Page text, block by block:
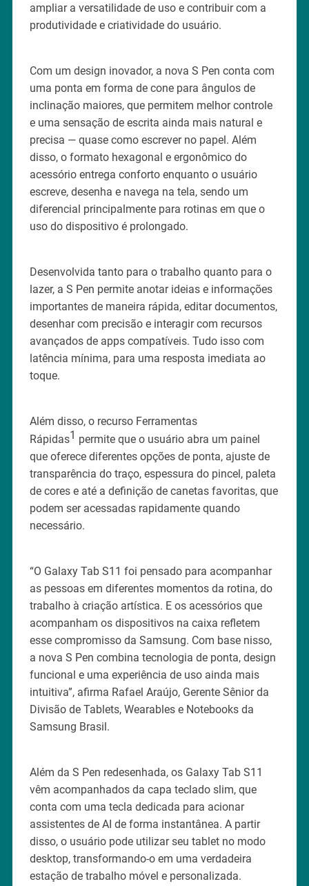
ampliar a versatilidade de uso e contribuir com a
produtividade e criatividade do usuário.
Com um design inovador, a nova S Pen conta com
uma ponta em forma de cone para ângulos de
inclinação maiores, que permitem melhor controle
e uma sensação de escrita ainda mais natural e
precisa — quase como escrever no papel. Além
disso, o formato hexagonal e ergonômico do
acessório entrega conforto enquanto o usuário
escreve, desenha e navega na tela, sendo um
diferencial principalmente para rotinas em que o
uso do dispositivo é prolongado.
Desenvolvida tanto para o trabalho quanto para o
lazer, a S Pen permite anotar ideias e informações
importantes de maneira rápida, editar documentos,
desenhar com precisão e interagir com recursos
avançados de apps compatíveis. Tudo isso com
latência mínima, para uma resposta imediata ao
toque.
Além disso, o recurso Ferramentas
Rápidas1 permite que o usuário abra um painel
que oferece diferentes opções de ponta, ajuste de
transparência do traço, espessura do pincel, paleta
de cores e até a definição de canetas favoritas, que
podem ser acessadas rapidamente quando
necessário.
“O Galaxy Tab S11 foi pensado para acompanhar
as pessoas em diferentes momentos da rotina, do
trabalho à criação artística. E os acessórios que
acompanham os dispositivos na caixa refletem
esse compromisso da Samsung. Com base nisso,
a nova S Pen combina tecnologia de ponta, design
funcional e uma experiência de uso ainda mais
intuitiva”, afirma Rafael Araújo, Gerente Sênior da
Divisão de Tablets, Wearables e Notebooks da
Samsung Brasil.
Além da S Pen redesenhada, os Galaxy Tab S11
vêm acompanhados da capa teclado slim, que
conta com uma tecla dedicada para acionar
assistentes de AI de forma instantânea. A partir
disso, o usuário pode utilizar seu tablet no modo
desktop, transformando-o em uma verdadeira
estação de trabalho móvel e personalizada.